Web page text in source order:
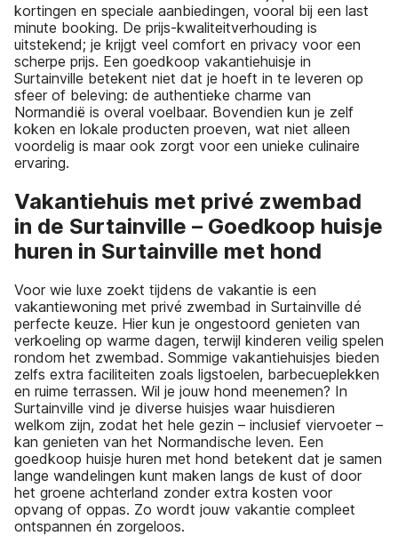
kortingen en speciale aanbiedingen, vooral bij een last
minute booking. De prijs-kwaliteitverhouding is
uitstekend; je krijgt veel comfort en privacy voor een
scherpe prijs. Een goedkoop vakantiehuisje in
Surtainville betekent niet dat je hoeft in te leveren op
sfeer of beleving: de authentieke charme van
Normandië is overal voelbaar. Bovendien kun je zelf
koken en lokale producten proeven, wat niet alleen
voordelig is maar ook zorgt voor een unieke culinaire
ervaring.
Vakantiehuis met privé zwembad
in de Surtainville – Goedkoop huisje
huren in Surtainville met hond
Voor wie luxe zoekt tijdens de vakantie is een
vakantiewoning met privé zwembad in Surtainville dé
perfecte keuze. Hier kun je ongestoord genieten van
verkoeling op warme dagen, terwijl kinderen veilig spelen
rondom het zwembad. Sommige vakantiehuisjes bieden
zelfs extra faciliteiten zoals ligstoelen, barbecueplekken
en ruime terrassen. Wil je jouw hond meenemen? In
Surtainville vind je diverse huisjes waar huisdieren
welkom zijn, zodat het hele gezin – inclusief viervoeter –
kan genieten van het Normandische leven. Een
goedkoop huisje huren met hond betekent dat je samen
lange wandelingen kunt maken langs de kust of door
het groene achterland zonder extra kosten voor
opvang of oppas. Zo wordt jouw vakantie compleet
ontspannen én zorgeloos.